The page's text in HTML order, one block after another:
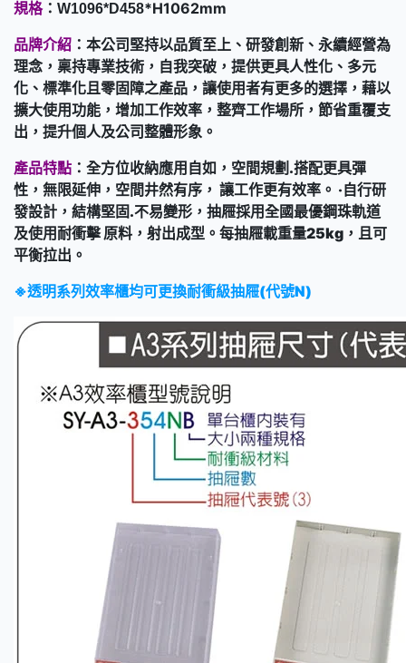
規格： W1096*D458*H1062mm
品牌介紹 ：本公司堅持以品質至上、研發創新、永續經營為
理念，稟持專業技術，自我突破，提供更具人性化、多元
化、標準化且零固障之產品，讓使用者有更多的選擇，藉以
擴大使用功能，增加工作效率，整齊工作場所，節省重覆支
出，提升個人及公司整體形象。
產品特點 ：全方位收納應用自如，空間規劃.搭配更具彈
性，無限延伸，空間井然有序， 讓工作更有效率。 ‧自行研
發設計，結構堅固.不易變形，抽屜採用全國最優鋼珠軌道
及使用耐衝擊 原料，射出成型。每抽屜載重量25kg，且可
平衡拉出。
※透明系列效率櫃均可更換耐衝級抽屜(代號N)